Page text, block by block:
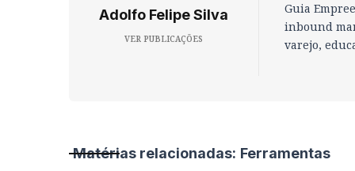
Adolfo Felipe Silva
VER PUBLICAÇÕES
Guia
inbound
varejo,
Matérias relacionadas: Ferramentas